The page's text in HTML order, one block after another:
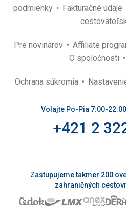
podmienky
Fakturačné údaje
Pre novinárov Affiliate
O spoločnosti
Ochrana súkromia
Volajte Po-Pia 7:00-
+421 2
Zastupujeme takmer 200
zahraničných